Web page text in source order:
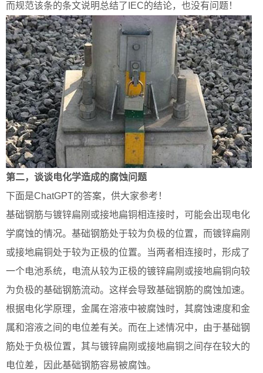
而规范该条的条文说明总结了IEC的结论，也没有问题！
第二，谈谈电化学造成的腐蚀问题
下面是ChatGPT的答案，供大家参考！
基础钢筋与镀锌扁刚或接地扁铜相连接时，可能会出现电化
学腐蚀的情况。基础钢筋处于较为负极的位置，而镀锌扁刚
或接地扁铜处于较为正极的位置。当两者相连接时，形成了
一个电池系统，电流从较为正极的镀锌扁刚或接地扁铜向较
为负极的基础钢筋流动。这样会导致基础钢筋的腐蚀加速。
根据电化学原理，金属在溶液中被腐蚀时，其腐蚀速度和金
属和溶液之间的电位差有关。而在上述情况中，由于基础钢
筋处于负极位置，其与镀锌扁刚或接地扁铜之间存在较大的
电位差，因此基础钢筋容易被腐蚀。